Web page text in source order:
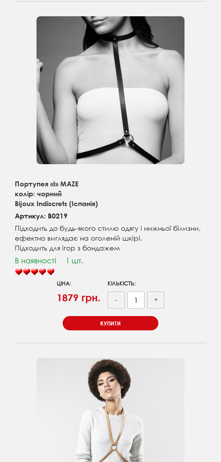
Портупея «І» MAZE
колір: чорний
Bijoux Indiscrets (Іспанія)
Артикул: B0219
Підходить до будь-якого стилю одягу і нижньої білизни,
ефектно виглядає на оголеній шкірі.
Підходить для ігор з бондажем
В наявності 1 шт.
ЦІНА:
1879 грн.
КІЛЬКІСТЬ:
- +
КУПИТИ